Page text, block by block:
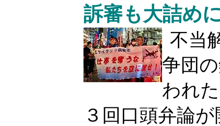
訴審も大詰め
不当
争団
われ
３回口頭弁論